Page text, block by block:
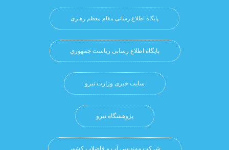
پایگاه اطلاع رسانی مقام معظم رهبری
پایگاه اطلاع رسانی ریاست جمهوري
سایت خبری وزارت نیرو
پژوهشگاه نيرو
شرکت مهندسی آب و فاضلاب کشور